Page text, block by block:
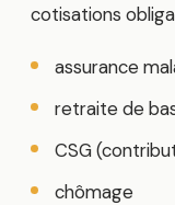
cotisations
assurance
retraite de
CSG
chômage